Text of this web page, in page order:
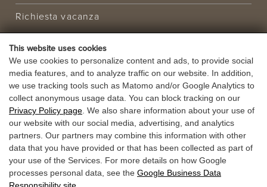
This website uses cookies
We use cookies to personalize content and ads, to provide social
media features, and to analyze traffic on our website. In addition,
we use tracking tools such as Matomo and/or Google Analytics to
collect anonymous usage data. You can block tracking on our
Privacy Policy page . We also share information about your use of
our website with our social media, advertising, and analytics
partners. Our partners may combine this information with other
data that you have provided or that has been collected as part of
your use of the Services. For more details on how Google
processes personal data, see the Google Business Data
Richiesta vacanza
OFFERTA
VACANZA
BUONI